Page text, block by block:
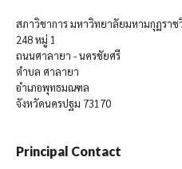
สภาวิชาการ มหาวิทยาลัยมหามกุฏราช
248 หมู่ 1
ถนนศาลายา - นครชัยศรี
ตำบล ศาลายา
อำเภอพุทธมณฑล
จังหวัดนครปฐม 73170
Principal Contact